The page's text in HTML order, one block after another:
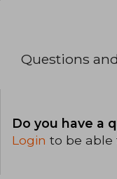
Questions
Do you have a
Login to be able